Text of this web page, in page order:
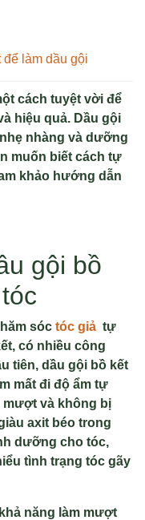
làm dầu gội
cách tuyệt vời để
hiệu quả. Dầu gội
nhàng và dưỡng
muốn biết cách tự
khảo hướng dẫn
gội bồ
sóc tóc giả tự
có nhiều công
tiên, dầu gội bồ kết
mất đi độ ẩm tự
mượt và không bị
axit béo trong
dưỡng cho tóc,
tình trạng tóc gãy
năng làm mượt